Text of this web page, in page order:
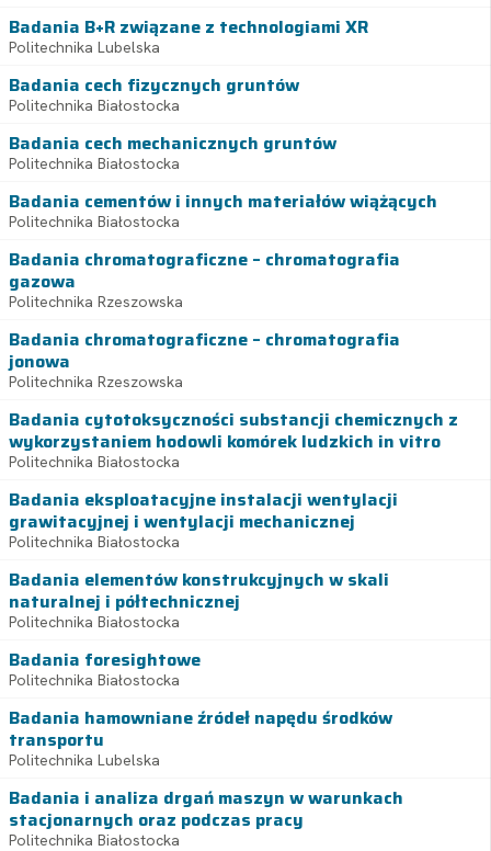
Badania B+R związane z technologiami XR
Politechnika Lubelska
Badania cech fizycznych gruntów
Politechnika Białostocka
Badania cech mechanicznych gruntów
Politechnika Białostocka
Badania cementów i innych materiałów wiążących
Politechnika Białostocka
Badania chromatograficzne – chromatografia
gazowa
Politechnika Rzeszowska
Badania chromatograficzne – chromatografia
jonowa
Politechnika Rzeszowska
Badania cytotoksyczności substancji chemicznych z
wykorzystaniem hodowli komórek ludzkich in vitro
Politechnika Białostocka
Badania eksploatacyjne instalacji wentylacji
grawitacyjnej i wentylacji mechanicznej
Politechnika Białostocka
Badania elementów konstrukcyjnych w skali
naturalnej i półtechnicznej
Politechnika Białostocka
Badania foresightowe
Politechnika Białostocka
Badania hamowniane źródeł napędu środków
transportu
Politechnika Lubelska
Badania i analiza drgań maszyn w warunkach
stacjonarnych oraz podczas pracy
Politechnika Białostocka